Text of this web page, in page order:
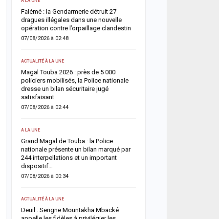
Falémé : la Gendarmerie détruit 27
dragues illégales dans une nouvelle
opération contre l’orpaillage clandestin
07/08/2026 à 02:48
ACTUALITÉ À LA UNE
Magal Touba 2026 : près de 5 000
policiers mobilisés, la Police nationale
dresse un bilan sécuritaire jugé
satisfaisant
07/08/2026 à 02:44
A LA UNE
Grand Magal de Touba : la Police
nationale présente un bilan marqué par
244 interpellations et un important
dispositif…
07/08/2026 à 00:34
ACTUALITÉ À LA UNE
Deuil : Serigne Mountakha Mbacké